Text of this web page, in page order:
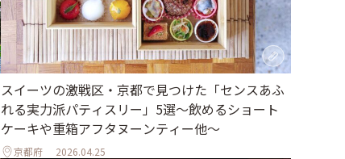
スイーツの激戦区・京都で見つけた「センスあふ
れる実力派パティスリー」5選～飲めるショート
ケーキや重箱アフタヌーンティー他～
京都府 2026.04.25